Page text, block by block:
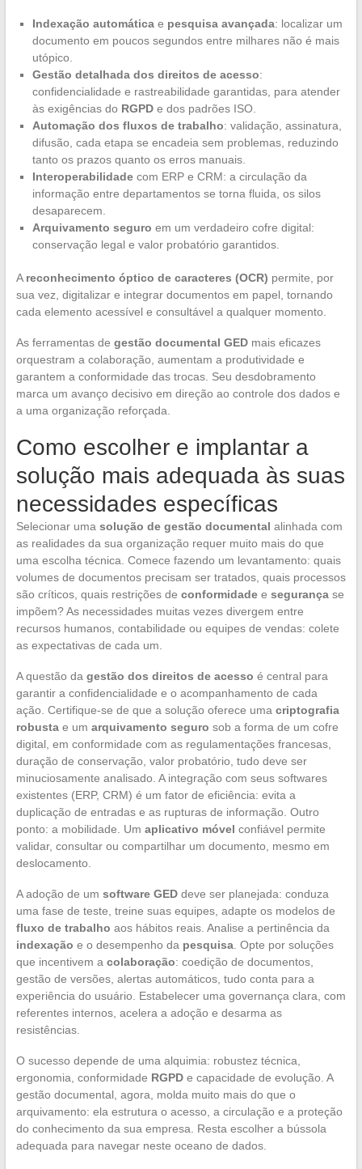
Indexação automáticae pesquisa avançada: localizar um
documento em poucos segundos entre milhares não é mais
utópico.
Gestão detalhada dos direitos de acesso:
confidencialidade e rastreabilidade garantidas, para atender
às exigências do RGPDe dos padrões ISO.
Automação dos fluxos de trabalho: validação, assinatura,
difusão, cada etapa se encadeia sem problemas, reduzindo
tanto os prazos quanto os erros manuais.
Interoperabilidadecom ERP e CRM: a circulação da
informação entre departamentos se torna fluida, os silos
desaparecem.
Arquivamento seguro em um verdadeiro cofre digital:
conservação legal e valor probatório garantidos.
A reconhecimento óptico de caracteres (OCR) permite, por
sua vez, digitalizar e integrar documentos em papel, tornando
cada elemento acessível e consultável a qualquer momento.
As ferramentas de gestão documental GEDmais eficazes
orquestram a colaboração, aumentam a produtividade e
garantem a conformidade das trocas. Seu desdobramento
marca um avanço decisivo em direção ao controle dos dados e
a uma organização reforçada.
Como escolher e implantar a
solução mais adequada às suas
necessidades específicas
Selecionar uma solução de gestão documental alinhada com
as realidades da sua organização requer muito mais do que
uma escolha técnica. Comece fazendo um levantamento: quais
volumes de documentos precisam ser tratados, quais processos
são críticos, quais restrições de conformidadee segurançase
impõem? As necessidades muitas vezes divergem entre
recursos humanos, contabilidade ou equipes de vendas: colete
as expectativas de cada um.
A questão da gestão dos direitos de acesso é central para
garantir a confidencialidade e o acompanhamento de cada
ação. Certifique-se de que a solução oferece uma criptografia
robustae um arquivamento seguro sob a forma de um cofre
digital, em conformidade com as regulamentações francesas,
duração de conservação, valor probatório, tudo deve ser
minuciosamente analisado. A integração com seus softwares
existentes (ERP, CRM) é um fator de eficiência: evita a
duplicação de entradas e as rupturas de informação. Outro
ponto: a mobilidade. Um aplicativo móvel confiável permite
validar, consultar ou compartilhar um documento, mesmo em
deslocamento.
A adoção de um software GEDdeve ser planejada: conduza
uma fase de teste, treine suas equipes, adapte os modelos de
fluxo de trabalho aos hábitos reais. Analise a pertinência da
indexação e o desempenho da pesquisa. Opte por soluções
que incentivem a colaboração: coedição de documentos,
gestão de versões, alertas automáticos, tudo conta para a
experiência do usuário. Estabelecer uma governança clara, com
referentes internos, acelera a adoção e desarma as
resistências.
O sucesso depende de uma alquimia: robustez técnica,
ergonomia, conformidade RGPDe capacidade de evolução. A
gestão documental, agora, molda muito mais do que o
arquivamento: ela estrutura o acesso, a circulação e a proteção
do conhecimento da sua empresa. Resta escolher a bússola
adequada para navegar neste oceano de dados.